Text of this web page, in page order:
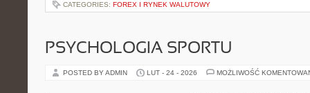
CATEGORIES: FOREX I RYNEK WALUTOWY
PSYCHOLOGIA SPORTU
POSTED BY ADMIN LUT - 24 - 2026 MOŻLIWOŚĆ